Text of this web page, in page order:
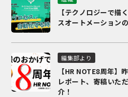
【テクノロジーで描
スオートメーション
編集部より
【HR NOTE8周年】
レポート、寄稿いた
介！